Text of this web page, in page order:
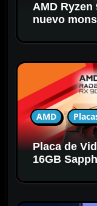
s
AMD Ryzen
nuevo
AMD
Placa de
16GB